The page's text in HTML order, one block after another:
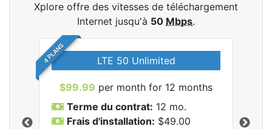
Xplore offre des vitesses de téléchargement
Internet jusqu'à 50 Mbps.
4 PLANS LTE 50 Unlimited
$99.99 per month for 12 months
Terme du contrat: 12 mo.
Frais d'installation: $49.00